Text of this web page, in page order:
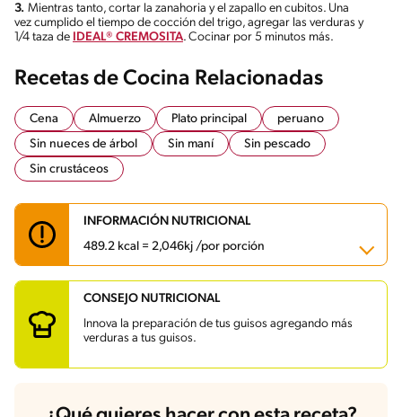
3. Mientras tanto, cortar la zanahoria y el zapallo en cubitos. Una
vez cumplido el tiempo de cocción del trigo, agregar las verduras y
1/4 taza de IDEAL® CREMOSITA. Cocinar por 5 minutos más.
Recetas de Cocina Relacionadas
Cena Almuerzo Plato principal
peruano
Sin nueces de árbol
Sin maní
Sin pescado
Sin crustáceos
INFORMACIÓN NUTRICIONAL
489.2 kcal = 2,046kj /por porción
Carbohidratos 58.4 g
Energía 489.2 kcal
Grasas 13.2 g
CONSEJO NUTRICIONAL
Innova la preparación de tus guisos agregando más
verduras a tus guisos.